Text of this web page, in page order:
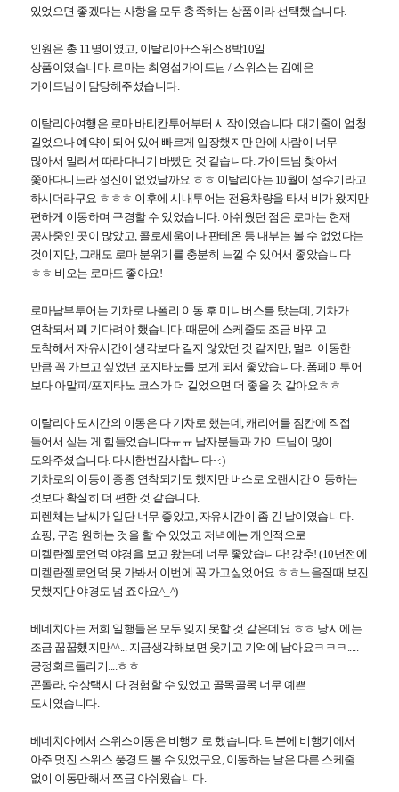
있었으면 좋겠다는 사항을 모두 충족하는 상품이라 선택했습니다.
인원은 총 11명이였고, 이탈리아+스위스 8박10일
상품이였습니다. 로마는 최영섭가이드님 / 스위스는 김예은
가이드님이 담당해주셨습니다.
이탈리아여행은 로마 바티칸투어부터 시작이였습니다. 대기줄이 엄청
길었으나예약이 되어 있어 빠르게 입장했지만 안에 사람이 너무
많아서 밀려서 따라다니기 바빴던 것 같습니다. 가이드님 찾아서
쫓아다니느라 정신이 없었달까요 ㅎㅎ 이탈리아는 10월이 성수기라고
하시더라구요 ㅎㅎㅎ 이후에 시내투어는 전용차량을 타서 비가 왔지만
편하게 이동하며 구경할 수 있었습니다. 아쉬웠던 점은 로마는 현재
공사중인 곳이 많았고, 콜로세움이나 판테온 등 내부는 볼 수 없었다는
것이지만, 그래도 로마 분위기를 충분히 느낄 수 있어서 좋았습니다
ㅎㅎ 비오는 로마도 좋아요!
로마남부투어는 기차로 나폴리 이동 후 미니버스를 탔는데, 기차가
연착되서 꽤 기다려야 했습니다. 때문에 스케줄도 조금 바뀌고
도착해서 자유시간이 생각보다 길지 않았던 것 같지만, 멀리 이동한
만큼 꼭 가보고 싶었던 포지타노를 보게 되서 좋았습니다. 폼페이투어
보다 아말피/포지타노 코스가 더 길었으면 더 좋을 것 같아요ㅎㅎ
이탈리아 도시간의 이동은 다 기차로 했는데, 캐리어를 짐칸에 직접
들어서 싣는 게 힘들었습니다ㅠㅠ 남자분들과 가이드님이 많이
도와주셨습니다. 다시한번감사합니다~:)
기차로의 이동이 종종 연착되기도 했지만 버스로 오랜시간 이동하는
것보다 확실히 더 편한 것 같습니다.
피렌체는 날씨가 일단 너무 좋았고, 자유시간이 좀 긴 날이였습니다.
쇼핑, 구경 원하는 것을 할 수 있었고 저녁에는 개인적으로
미켈란젤로언덕 야경을 보고 왔는데 너무 좋았습니다! 강추!(10년전에
미켈란젤로언덕 못 가봐서 이번에 꼭 가고싶었어요 ㅎㅎ노을질때 보진
못했지만 야경도 넘 죠아요^_^)
베네치아는 저희 일행들은 모두 잊지 못할 것 같은데요 ㅎㅎ 당시에는
조금 꿉꿉했지만^^... 지금생각해보면 웃기고 기억에 남아요ㅋㅋㅋ.....
긍정회로돌리기....ㅎㅎ
곤돌라, 수상택시 다 경험할 수 있었고 골목골목 너무 예쁜
도시였습니다.
베네치아에서 스위스이동은 비행기로 했습니다. 덕분에 비행기에서
아주 멋진 스위스 풍경도 볼 수 있었구요, 이동하는 날은 다른 스케줄
없이 이동만해서 쪼금 아쉬웠습니다.